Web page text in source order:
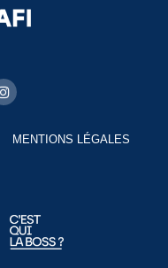
MENTIONS LÉGALES